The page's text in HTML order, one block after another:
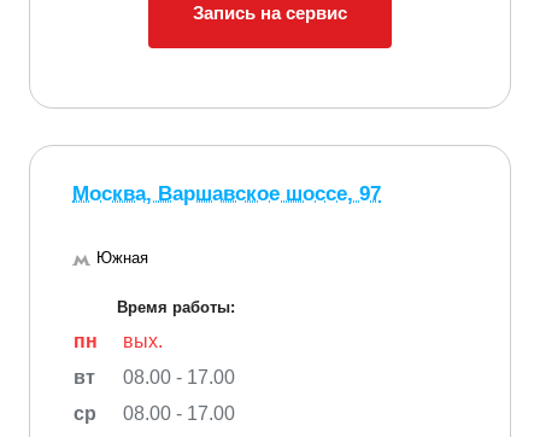
Запись на сервис
Москва, Варшавское шоссе, 97
Южная
Время работы:
пн
вых.
вт
08.00 - 17.00
ср
08.00 - 17.00